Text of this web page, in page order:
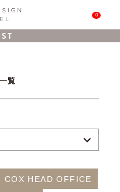
0
覧
COX HEAD OFFICE